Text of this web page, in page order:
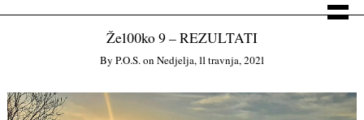
Že100ko 9 – REZULTATI
By P.o.s.on Nedjelja, 11 travnja, 2021